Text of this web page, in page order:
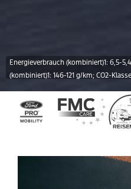
Energieverbrauch (kombiniert)1: 6,5-
(kombiniert)1: 146-121 g/km; CO2-